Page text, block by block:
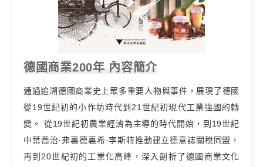
德國商業200年 內容簡介
通過追溯德國商業史上眾多重要人物與事件，展現了德國
從19世紀初的小作坊時代到21世紀初現代工業強國的轉
變。 從19世紀初農業經濟為主導的時代開始，到19世紀
中葉喬治·弗裏德裏希·李斯特推動建立德意誌關稅同盟，
再到20世紀初的工業化高峰，深入剖析了德國商業文化